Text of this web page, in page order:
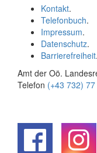
Kontakt.
Telefonbuch.
Impressum.
Datenschutz.
Barrierefreiheit.
Amt der Oö.
Telefon (+43 732)